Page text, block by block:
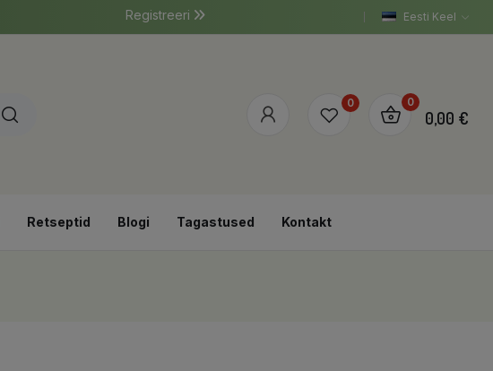
Eesti Keel
Registreeri
0 0
0,00 €
Retseptid Blogi Tagastused Kontakt